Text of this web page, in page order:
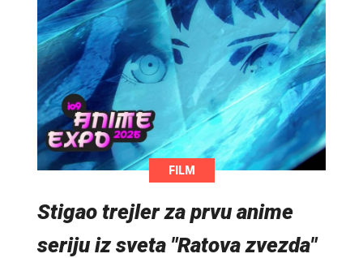
FILM
Stigao trejler za prvu anime
seriju iz sveta "Ratova zvezda"